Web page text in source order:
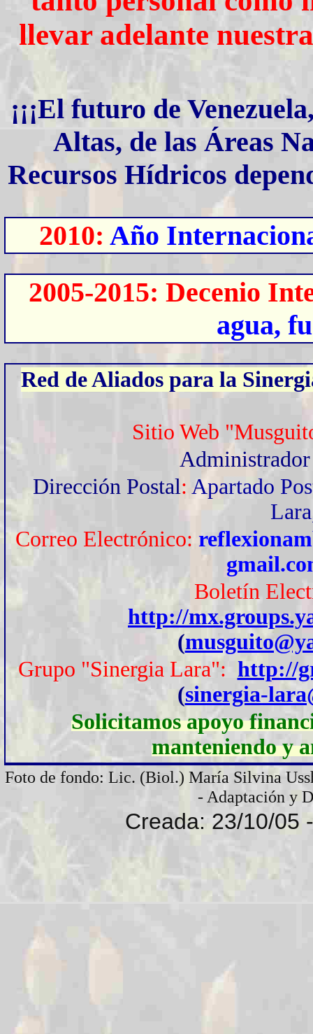
llevar adelante
¡¡¡El futuro de
Altas, de las Áreas
Recursos Hídricos
2010: Año
2005-2015: Decenio
agua,
Red de Aliados para la
Sitio Web
Dirección Postal: Apartado
Correo Electrónico:
Boletín
http://
(
Grupo "Sinergia Lara": http://
(sinergia-
Solicitamos apoyo
manteniendo y
Foto de fondo: Lic. (Biol.) María Silvina
- Adaptación y
Creada: 23/10/05